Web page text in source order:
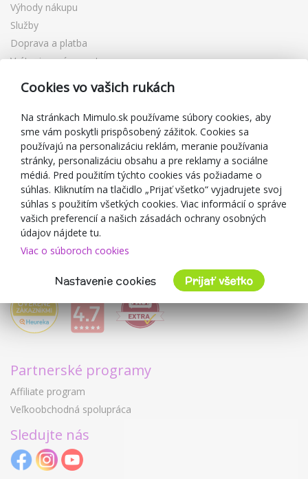
Výhody nákupu
Služby
Doprava a platba
Vrátenie a výmena tovaru
Reklamácia
Zľavové kupóny
Blog
O predajcovi
Mimulo.sk
Obchodné podmienky
Ochrana osobných údajov GDPR
Kontakty
Spolupracujeme
Partnerské programy
Affiliate program
Veľkoobchodná spolupráca
Sledujte nás
Cookies vo vašich rukách
Na stránkach Mimulo.sk používame súbory cookies, aby
sme vám poskytli prispôsobený zážitok. Cookies sa
používajú na personalizáciu reklám, meranie používania
stránky, personalizáciu obsahu a pre reklamy a sociálne
médiá. Pred použitím týchto cookies vás požiadame o
súhlas. Kliknutím na tlačidlo „Prijať všetko“ vyjadrujete svoj
súhlas s použitím všetkých cookies. Viac informácií o správe
vašich preferencií a našich zásadách ochrany osobných
údajov nájdete tu.
Viac o súboroch cookies
Nastavenie cookies Prijať všetko